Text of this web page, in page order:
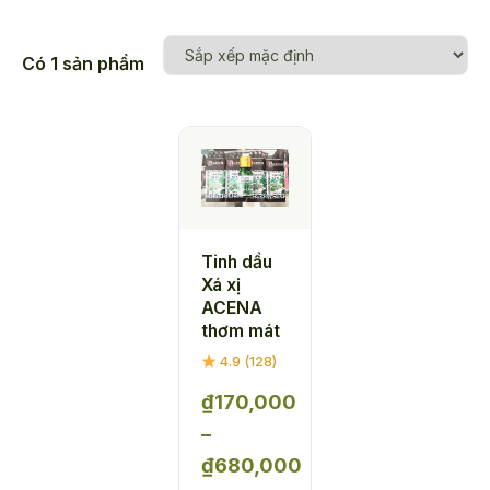
Có 1 sản phẩm
Tinh dầu
Xá xị
ACENA
thơm mát
4.9 (128)
₫170,000
–
₫680,000